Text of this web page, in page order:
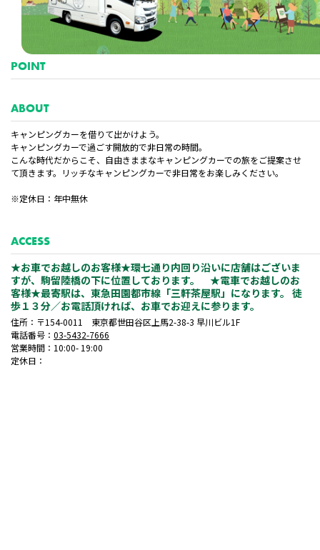
会員登録
POINT
ABOUT
キャンピングカーを借りて出かけよう。
キャンピングカーで過ごす開放的で非日常の時間。
こんな時代だからこそ、自由きままなキャンピングカーでの旅をご提案させ
て頂きます。リッチなキャンピングカーで非日常をお楽しみください。
※定休日：年中無休
ACCESS
★お車でお越しのお客様★環七通り内回り沿いに店舗はございま
すが、駒留陸橋の下に位置しております。 ★電車でお越しのお
客様★最寄駅は、東急田園都市線「三軒茶屋駅」になります。 徒
歩１３分／お電話頂ければ、お車でお迎えに参ります。
住所：〒154-0011 東京都世田谷区上馬2-38-3 早川ビル1F
電話番号： 03-5432-7666
営業時間：10:00- 19:00
定休日：